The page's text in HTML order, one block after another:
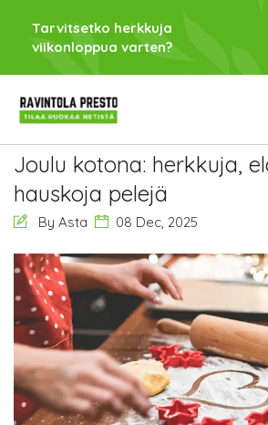
Tarvitsetko herkkuja
viikonloppua varten?
Joulu kotona: herkkuja,
hauskoja pelejä
By Asta 08 Dec, 2025